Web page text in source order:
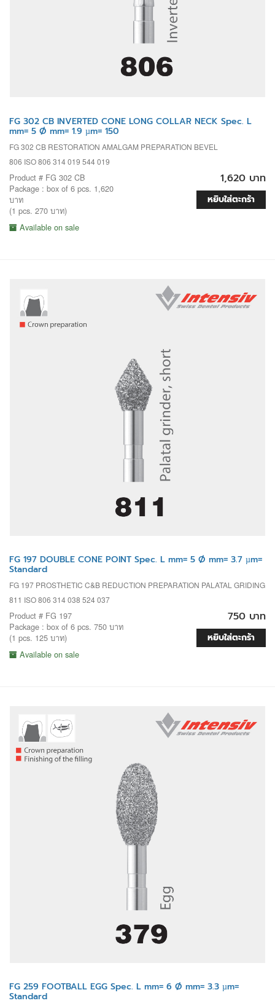
FG 302 CB INVERTED CONE LONG COLLAR NECK Spec. L
mm= 5 Ø mm= 1.9 µm= 150
FG 302 CB RESTORATION AMALGAM PREPARATION BEVEL
806 ISO 806 314 019 544 019
Product # FG 302 CB
Package : box of 6 pcs. 1,620
บาท
(1 pcs. 270 บาท)
Available on sale
1,620 บาท
หยิบใส่ตะกร้า
FG 197 DOUBLE CONE POINT Spec. L mm= 5 Ø mm= 3.7 µm=
Standard
FG 197 PROSTHETIC C&B REDUCTION PREPARATION PALATAL GRIDING
811 ISO 806 314 038 524 037
Product # FG 197
Package : box of 6 pcs. 750 บาท
(1 pcs. 125 บาท)
Available on sale
750 บาท
หยิบใส่ตะกร้า
FG 259 FOOTBALL EGG Spec. L mm= 6 Ø mm= 3.3 µm=
Standard